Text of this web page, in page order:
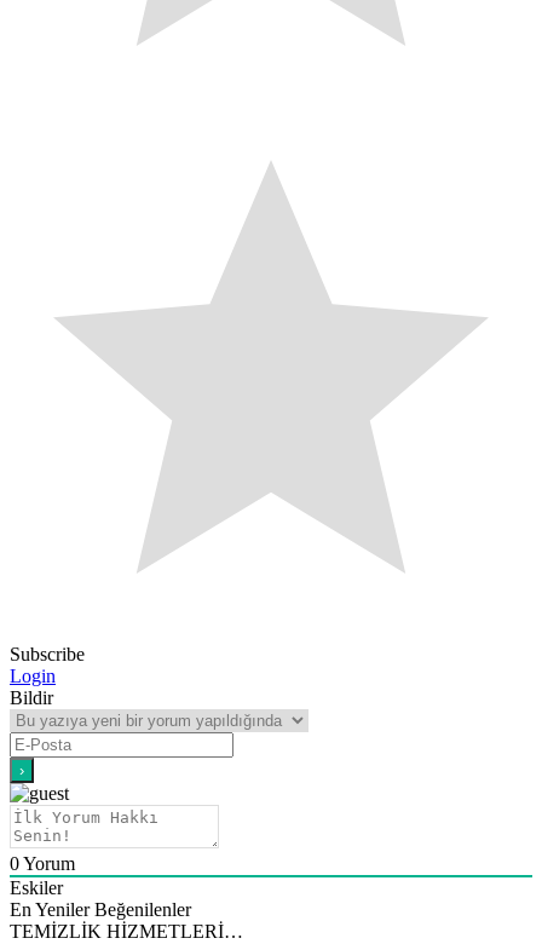
Subscribe
Login
Bildir
0Yorum
Eskiler
En Yeniler Beğenilenler
TEMİZLİK HİZMETLERİ…